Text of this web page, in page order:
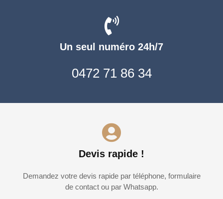
Un seul numéro 24h/7
0472 71 86 34
Devis rapide !
Demandez votre devis rapide par téléphone, formulaire
de contact ou par Whatsapp.